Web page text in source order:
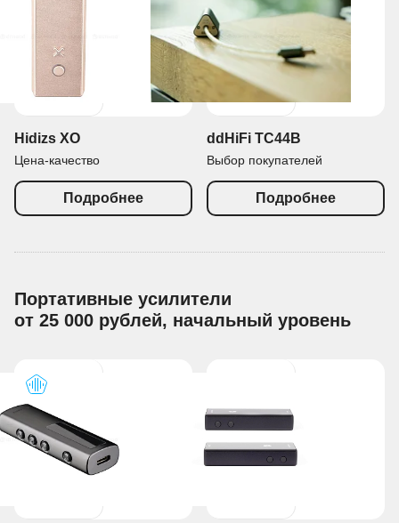
Hidizs XO
Цена-качество
Подробнее
ddHiFi TC44B
Выбор покупателей
Подробнее
Портативные усилители
от 25 000 рублей, начальный уровень